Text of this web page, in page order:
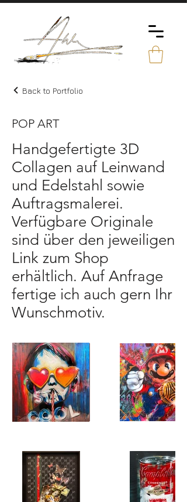
Back to Portfolio
POP ART
Handgefertigte 3D
Collagen auf Leinwand
und Edelstahl sowie
Auftragsmalerei.
Verfügbare Originale
sind über den jeweiligen
Link zum Shop
erhältlich. Auf Anfrage
fertige ich auch gern Ihr
Wunschmotiv.